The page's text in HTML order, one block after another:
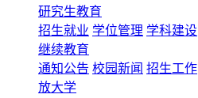
研究生教育
招生就业 学位管理 学科建设
继续教育
通知公告 校园新闻 招生工作
放大学